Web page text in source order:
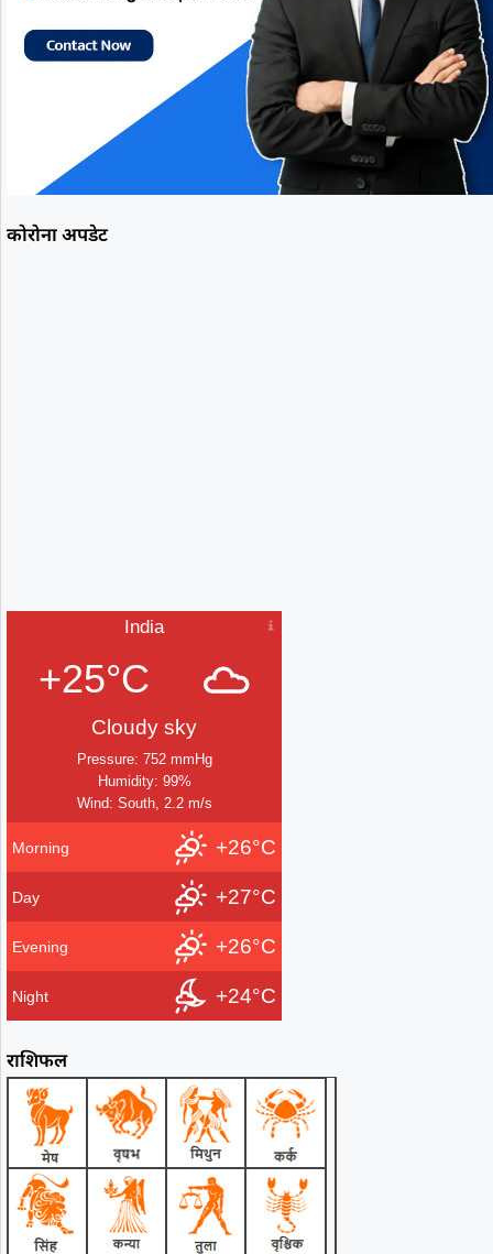
कोरोना अपडेट
India
+25°C
Cloudy sky
Pressure: 752 mmHg
Humidity: 99%
Wind: South, 2.2 m/s
Morning +26°C
Day +27°C
Evening +26°C
Night +24°C
राशिफल